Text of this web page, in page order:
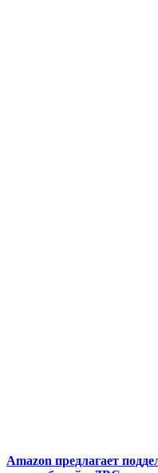
Amazon предлагает